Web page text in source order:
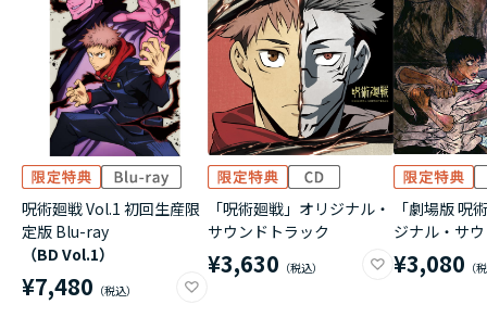
呪術廻戦 Vol.1 初回生産限
定版 Blu-ray
（BD Vol.1）
¥7,480
「呪術廻戦」オリジナル・
サウンドトラック
¥3,630
「劇場版 呪
ジナル・サ
¥3,080